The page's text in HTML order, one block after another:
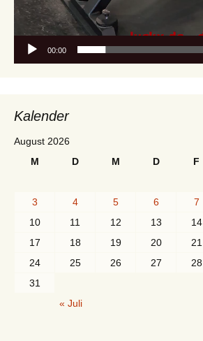
00:00
Kalender
August 2026
M
D M D F
3
4 5 6 7
10
11 12 13 14
17
18 19 20 21
24
25 26 27 28
31
« Juli